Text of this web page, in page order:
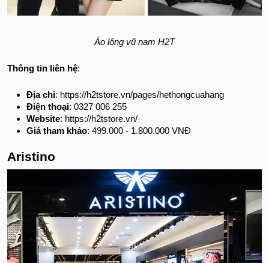
Áo lông vũ nam H2T
Thông tin liên hệ:
Địa chỉ: https://h2tstore.vn/pages/hethongcuahang
Điện thoại: 0327 006 255
Website: https://h2tstore.vn/
Giá tham khảo: 499.000 - 1.800.000 VNĐ
Aristino